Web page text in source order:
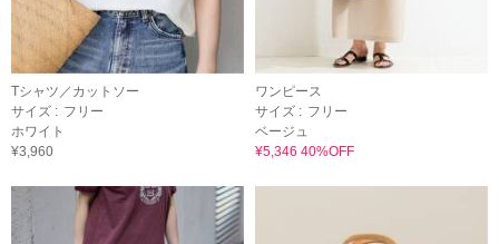
Tシャツ／カットソー
サイズ : フリー
ホワイト
¥3,960
ワンピース
サイズ : フリー
ベージュ
¥5,346 40%OFF